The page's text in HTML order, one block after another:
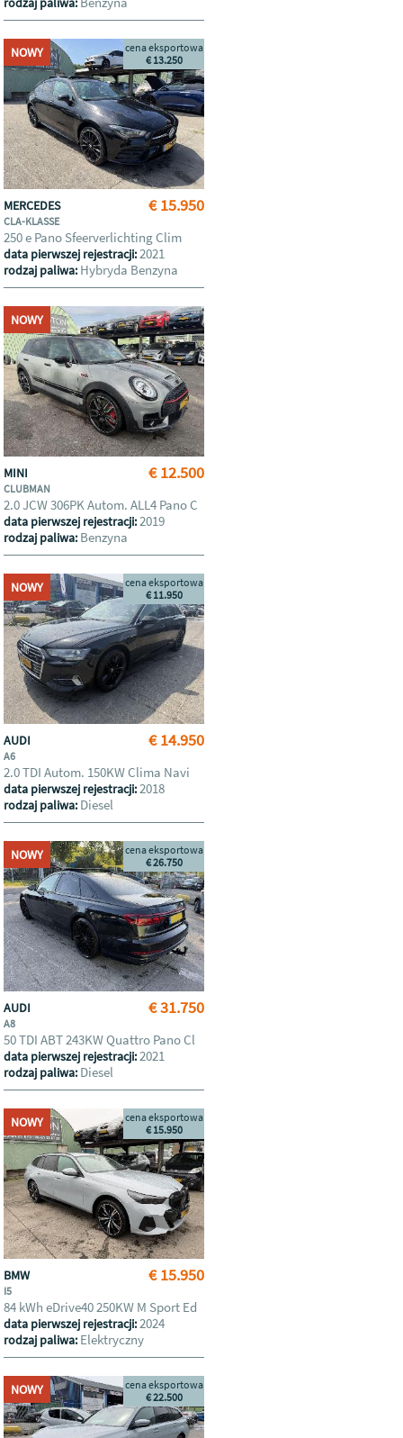
NOWY
€ 15.950
cena eksportowa
€ 13.250
MERCEDES
CLA-KLASSE
250 e Pano Sfeerverlichting Clim
data pierwszej rejestracji:2021
rodzaj paliwa: Hybryda Benzyna
NOWY
€ 12.500
MINI
CLUBMAN
2.0 JCW 306PK Autom. ALL4 Pano C
data pierwszej rejestracji:2019
rodzaj paliwa: Benzyna
NOWY
€ 14.950
cena eksportowa
€ 11.950
AUDI
A6
2.0 TDI Autom. 150KW Clima Navi
data pierwszej rejestracji:2018
rodzaj paliwa: Diesel
NOWY
€ 31.750
cena eksportowa
€ 26.750
AUDI
A8
50 TDI ABT 243KW Quattro Pano Cl
data pierwszej rejestracji:2021
rodzaj paliwa: Diesel
NOWY
€ 15.950
cena eksportowa
€ 15.950
BMW
I5
84 kWh eDrive40 250KW M Sport Ed
data pierwszej rejestracji:2024
rodzaj paliwa: Elektryczny
NOWY
cena eksportowa
€ 22.500